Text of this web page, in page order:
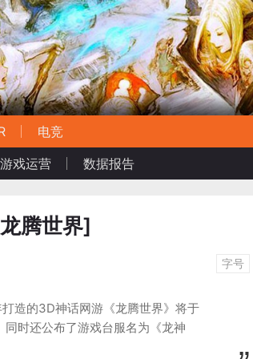
电竞
游戏运营 数据报告
腾世界]
字号
造的3D神话网游《龙腾世界》将于
时还公布了游戏台服名为《龙神